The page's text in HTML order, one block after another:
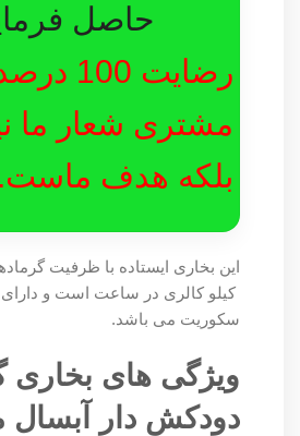
حاصل
رضایت 100
مشتری شعار ما
بلکه هدف ماست.
کیلو کالری در ساعت است و
سکوریت می باشد.
ویژگی های بخاری
دودکش دار آبسال